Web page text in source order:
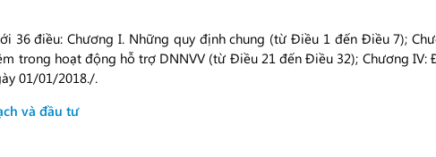
36 điều: Chương I. Những quy định chung (từ Điều 1 đến Điều 7);
trong hoạt động hỗ trợ DNNVV (từ Điều 21 đến Điều 32); Chương
01/01/2018./.
và đầu tư